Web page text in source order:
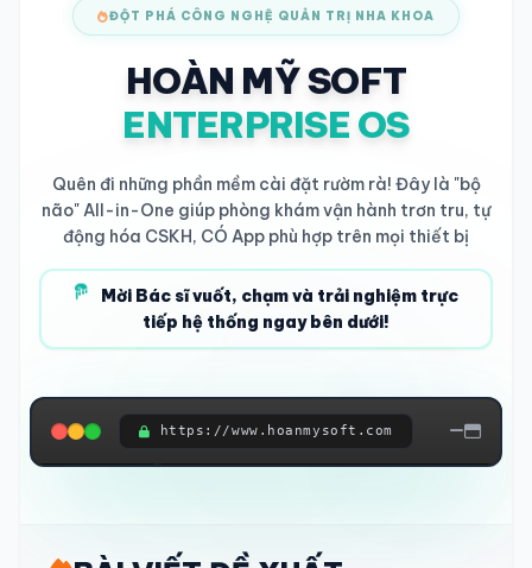
ĐỘT PHÁ CÔNG NGHỆ QUẢN TRỊ NHA KHOA
HOÀN MỸ SOFT
ENTERPRISE OS
Quên đi những phần mềm cài đặt rườm rà! Đây là "bộ
não" All-in-One giúp phòng khám vận hành trơn tru, tự
động hóa CSKH, CÓ App phù hợp trên mọi thiết bị
Mời Bác sĩ vuốt, chạm và trải nghiệm trực
tiếp hệ thống ngay bên dưới!
https://www.hoanmysoft.com